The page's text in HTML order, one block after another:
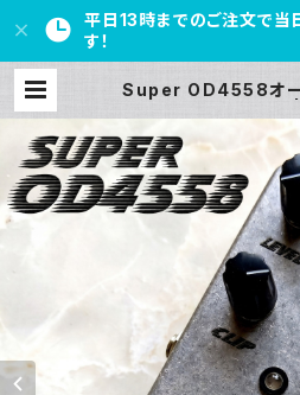
平日13時までのご注文で当
す！
Super OD4558オー
AKS